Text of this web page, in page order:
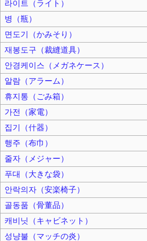
라이트（ライト）
병（瓶）
면도기（かみそり）
재봉도구（裁縫道具）
안경케이스（メガネケース）
알람（アラーム）
휴지통（ごみ箱）
가전（家電）
집기（什器）
행주（布巾）
줄자（メジャー）
푸대（大きな袋）
안락의자（安楽椅子）
골동품（骨董品）
캐비닛（キャビネット）
성냥불（マッチの炎）